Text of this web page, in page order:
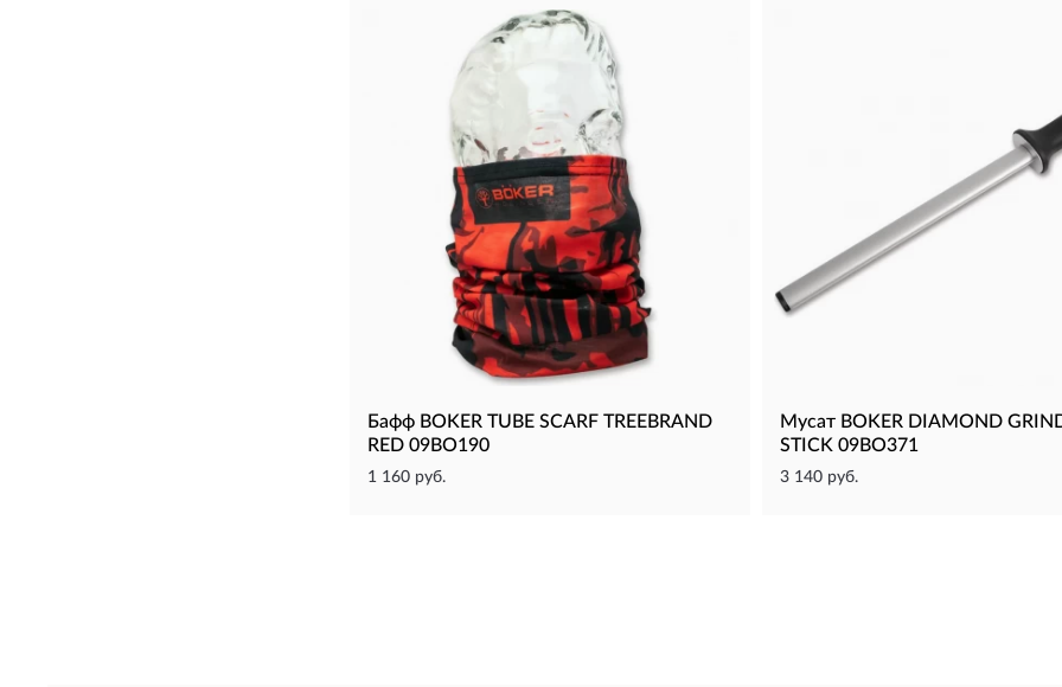
Бафф BOKER TUBE SCARF TREEBRAND
RED 09BO190
1 160 руб.
Мусат BOKER DIAMOND
STICK 09BO371
3 140 руб.